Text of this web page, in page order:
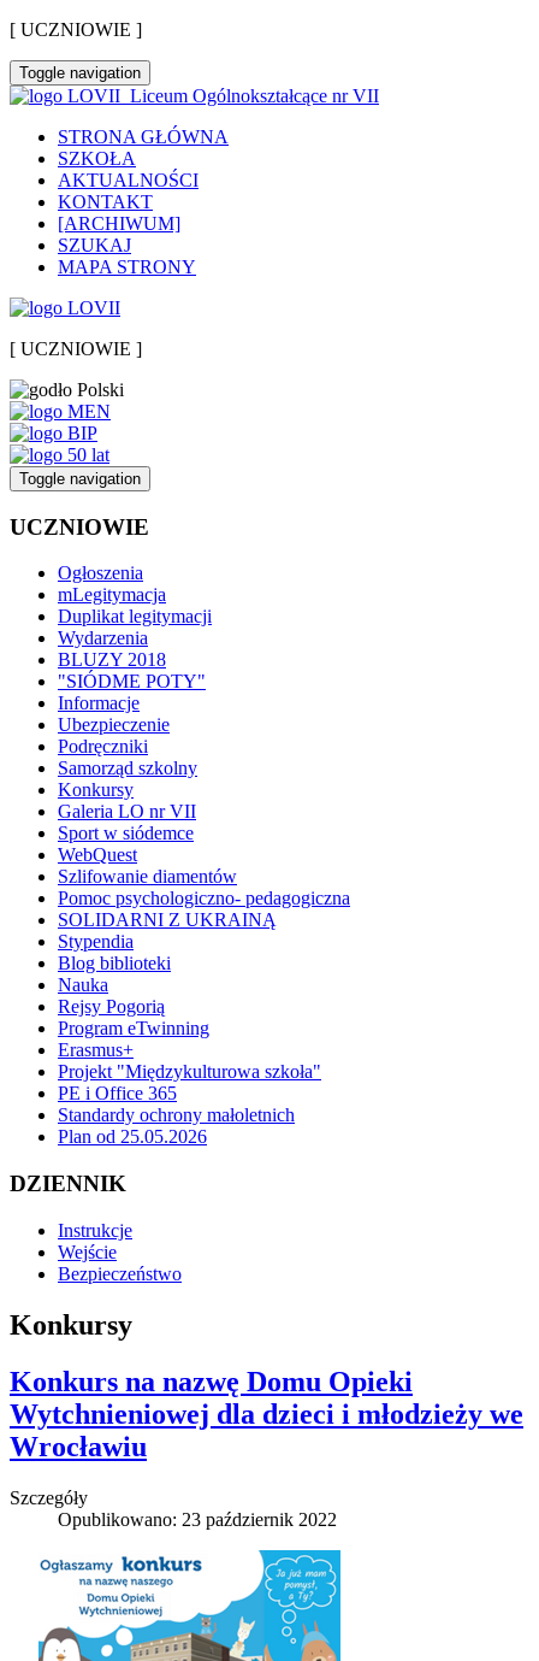
[ UCZNIOWIE ]
Toggle navigation
Liceum Ogólnokształcące nr VII
STRONA GŁÓWNA
SZKOŁA
AKTUALNOŚCI
KONTAKT
[ARCHIWUM]
SZUKAJ
MAPA STRONY
[ UCZNIOWIE ]
Toggle navigation
UCZNIOWIE
Ogłoszenia
mLegitymacja
Duplikat legitymacji
Wydarzenia
BLUZY 2018
"SIÓDME POTY"
Informacje
Ubezpieczenie
Podręczniki
Samorząd szkolny
Konkursy
Galeria LO nr VII
Sport w siódemce
WebQuest
Szlifowanie diamentów
Pomoc psychologiczno- pedagogiczna
SOLIDARNI Z UKRAINĄ
Stypendia
Blog biblioteki
Nauka
Rejsy Pogorią
Program eTwinning
Erasmus+
Projekt "Międzykulturowa szkoła"
PE i Office 365
Standardy ochrony małoletnich
Plan od 25.05.2026
DZIENNIK
Instrukcje
Wejście
Bezpieczeństwo
Konkursy
Konkurs na nazwę Domu Opieki
Wytchnieniowej dla dzieci i młodzieży we
Wrocławiu
Szczegóły
Opublikowano: 23 październik 2022